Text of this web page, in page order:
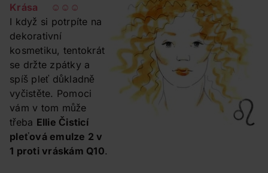
Krása ☺☺☺
I když si potrpíte na
dekorativní
kosmetiku, tentokrát
se držte zpátky a
spíš pleť důkladně
vyčistěte. Pomoci
vám v tom může
třeba Ellie Čisticí
pleťová emulze 2 v
1 proti vráskám Q10.